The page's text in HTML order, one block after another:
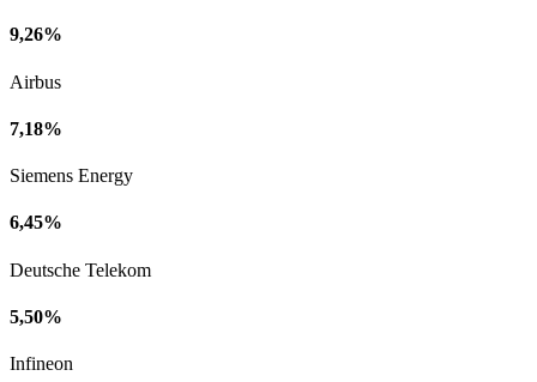
9,26%
Airbus
7,18%
Siemens Energy
6,45%
Deutsche Telekom
5,50%
Infineon